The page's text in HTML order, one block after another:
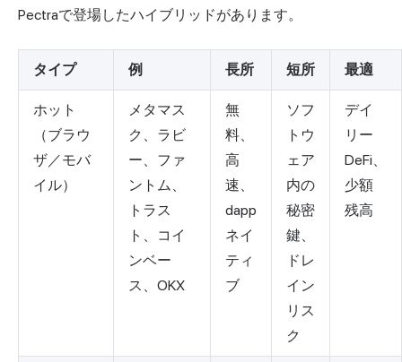
Pectraで登場したハイブリッドがあります。
タイプ 例 長所 短所 最適
ホット
（ブラウ
ザ／モバ
イル）
メタマス
ク、ラビ
ー、ファ
ントム、
トラス
ト、コイ
ンベー
ス、OKX
無
料、
高
速、
dapp
ネイ
ティ
ブ
ソフ
トウ
ェア
内の
秘密
鍵、
ドレ
イン
リス
ク
デイ
リー
DeFi、
少額
残高